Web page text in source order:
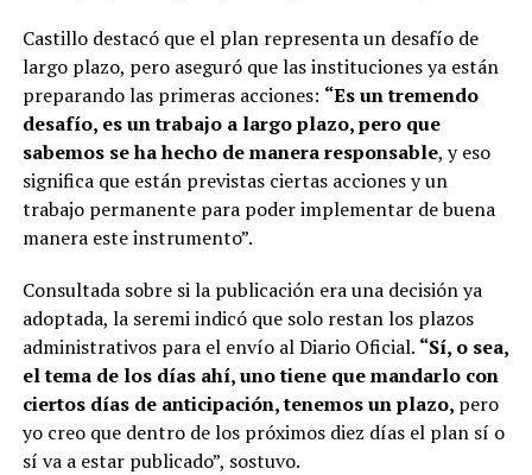
Castillo destacó que el plan representa un desafío de
largo plazo, pero aseguró que las instituciones ya están
preparando las primeras acciones: “Es un tremendo
desafío, es un trabajo a largo plazo, pero que
sabemos se ha hecho de manera responsable, y eso
significa que están previstas ciertas acciones y un
trabajo permanente para poder implementar de buena
manera este instrumento”.
Consultada sobre si la publicación era una decisión ya
adoptada, la seremi indicó que solo restan los plazos
administrativos para el envío al Diario Oficial. “Sí, o sea,
el tema de los días ahí, uno tiene que mandarlo con
ciertos días de anticipación, tenemos un plazo, pero
yo creo que dentro de los próximos diez días el plan sí o
sí va a estar publicado”, sostuvo.